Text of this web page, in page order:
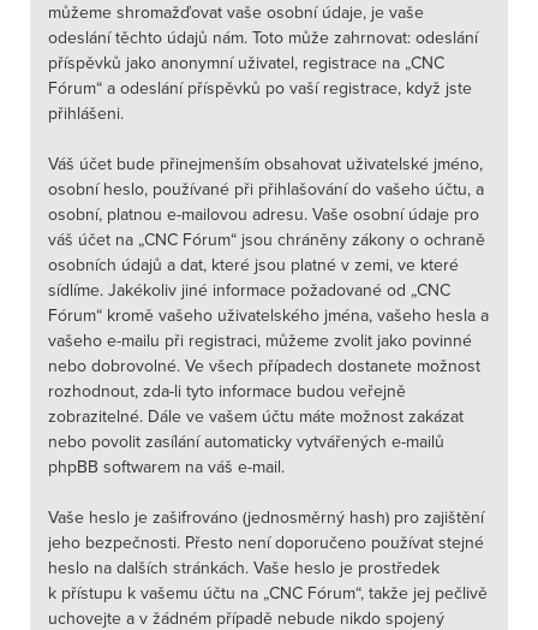
můžeme shromažďovat vaše osobní údaje, je vaše
odeslání těchto údajů nám. Toto může zahrnovat: odeslání
příspěvků jako anonymní uživatel, registrace na „CNC
Fórum“ a odeslání příspěvků po vaší registrace, když jste
přihlášeni.
Váš účet bude přinejmenším obsahovat uživatelské jméno,
osobní heslo, používané při přihlašování do vašeho účtu, a
osobní, platnou e-mailovou adresu. Vaše osobní údaje pro
váš účet na „CNC Fórum“ jsou chráněny zákony o ochraně
osobních údajů a dat, které jsou platné v zemi, ve které
sídlíme. Jakékoliv jiné informace požadované od „CNC
Fórum“ kromě vašeho uživatelského jména, vašeho hesla a
vašeho e-mailu při registraci, můžeme zvolit jako povinné
nebo dobrovolné. Ve všech případech dostanete možnost
rozhodnout, zda-li tyto informace budou veřejně
zobrazitelné. Dále ve vašem účtu máte možnost zakázat
nebo povolit zasílání automaticky vytvářených e-mailů
phpBB softwarem na váš e-mail.
Vaše heslo je zašifrováno (jednosměrný hash) pro zajištění
jeho bezpečnosti. Přesto není doporučeno používat stejné
heslo na dalších stránkách. Vaše heslo je prostředek
k přístupu k vašemu účtu na „CNC Fórum“, takže jej pečlivě
uchovejte a v žádném případě nebude nikdo spojený